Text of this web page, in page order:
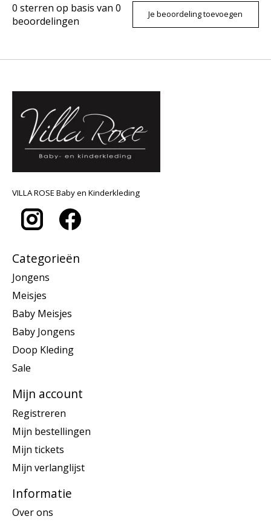
0 sterren op basis van 0
beoordelingen
Je beoordeling toevoegen
VILLA ROSE Baby en Kinderkleding
Categorieën
Jongens
Meisjes
Baby Meisjes
Baby Jongens
Doop Kleding
Sale
Mijn account
Registreren
Mijn bestellingen
Mijn tickets
Mijn verlanglijst
Informatie
Over ons